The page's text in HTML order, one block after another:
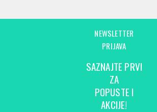
NEWSLETTER
PRIJAVA
SAZNAJTE PRVI
ZA
POPUSTE I
AKCIJE!